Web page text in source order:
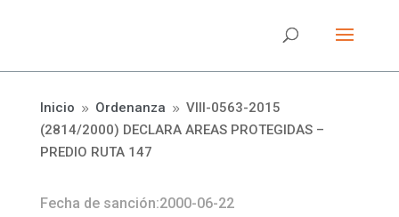
Inicio 9 Ordenanza 9 VIII-0563-2015
(2814/2000) DECLARA AREAS PROTEGIDAS –
PREDIO RUTA 147
Fecha de sanción:2000-06-22